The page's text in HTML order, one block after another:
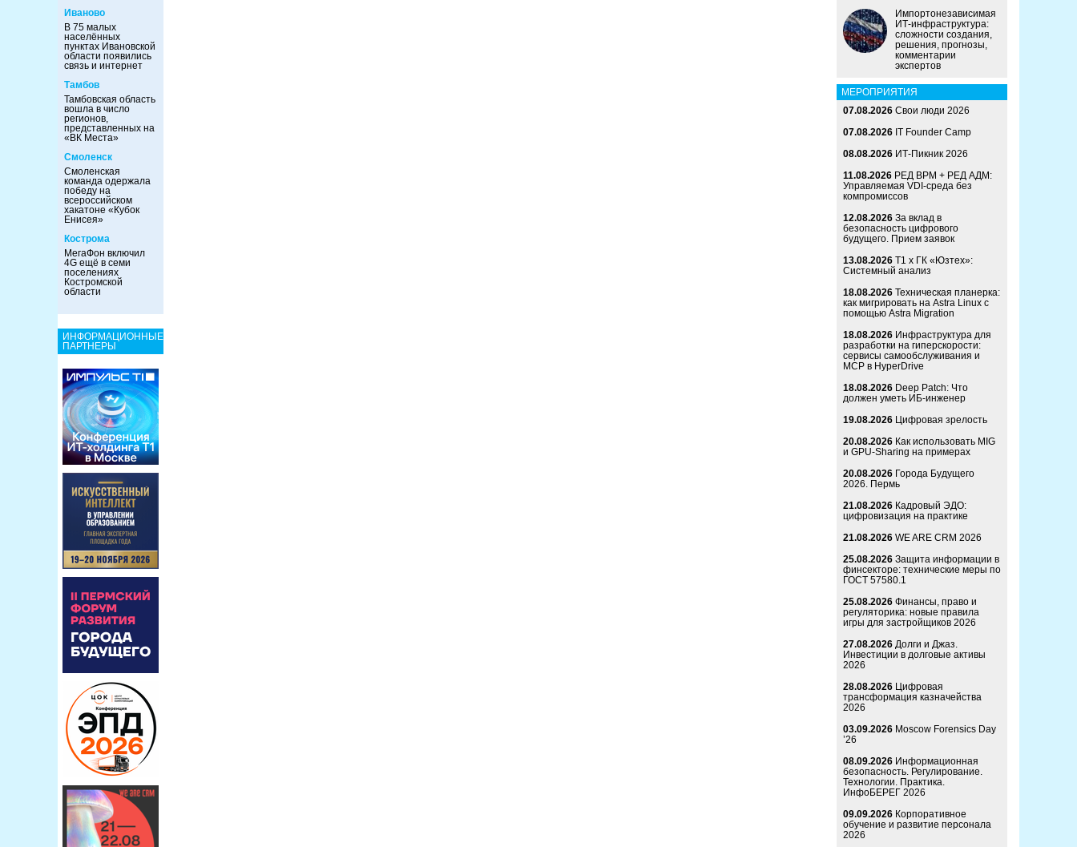
Иваново
В 75 малых
населённых
пунктах Ивановской
области появились
связь и интернет
Тамбов
Тамбовская область
вошла в число
регионов,
представленных на
«ВК Места»
Смоленск
Смоленская
команда одержала
победу на
всероссийском
хакатоне «Кубок
Енисея»
Кострома
МегаФон включил
4G ещё в семи
поселениях
Костромской
области
ИНФОРМАЦИОННЫЕ
ПАРТНЕРЫ
Импортонезависимая
ИТ-инфраструктура:
сложности создания,
решения, прогнозы,
комментарии
экспертов
МЕРОПРИЯТИЯ
07.08.2026 Свои люди 2026
07.08.2026 IT Founder Camp
08.08.2026 ИТ-Пикник 2026
11.08.2026 РЕД ВРМ + РЕД АДМ:
Управляемая VDI-среда без
компромиссов
12.08.2026 За вклад в
безопасность цифрового
будущего. Прием заявок
13.08.2026 Т1 x ГК «Юзтех»:
Системный анализ
18.08.2026 Техническая планерка:
как мигрировать на Astra Linux с
помощью Astra Migration
18.08.2026 Инфраструктура для
разработки на гиперскорости:
сервисы самообслуживания и
MCP в HyperDrive
18.08.2026 Deep Patch: Что
должен уметь ИБ-инженер
19.08.2026 Цифровая зрелость
20.08.2026 Как использовать MIG
и GPU-Sharing на примерах
20.08.2026 Города Будущего
2026. Пермь
21.08.2026 Кадровый ЭДО:
цифровизация на практике
21.08.2026 WE ARE CRM 2026
25.08.2026 Защита информации в
финсекторе: технические меры по
ГОСТ 57580.1
25.08.2026 Финансы, право и
регуляторика: новые правила
игры для застройщиков 2026
27.08.2026 Долги и Джаз.
Инвестиции в долговые активы
2026
28.08.2026 Цифровая
трансформация казначейства
2026
03.09.2026 Moscow Forensics Day
’26
08.09.2026 Информационная
безопасность. Регулирование.
Технологии. Практика.
ИнфоБЕРЕГ 2026
09.09.2026 Корпоративное
обучение и развитие персонала
2026